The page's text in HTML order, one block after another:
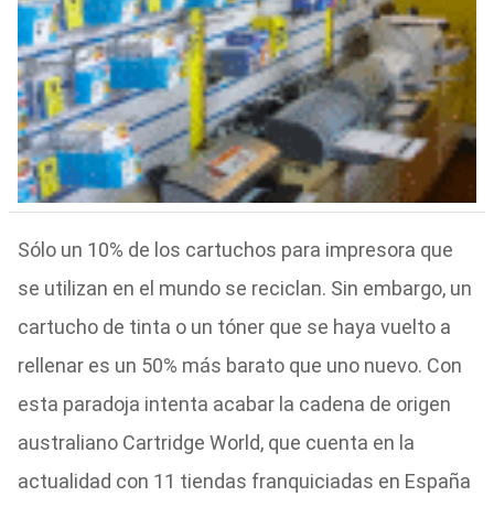
Sólo un 10% de los cartuchos para impresora que
se utilizan en el mundo se reciclan. Sin embargo, un
cartucho de tinta o un tóner que se haya vuelto a
rellenar es un 50% más barato que uno nuevo. Con
esta paradoja intenta acabar la cadena de origen
australiano Cartridge World, que cuenta en la
actualidad con 11 tiendas franquiciadas en España